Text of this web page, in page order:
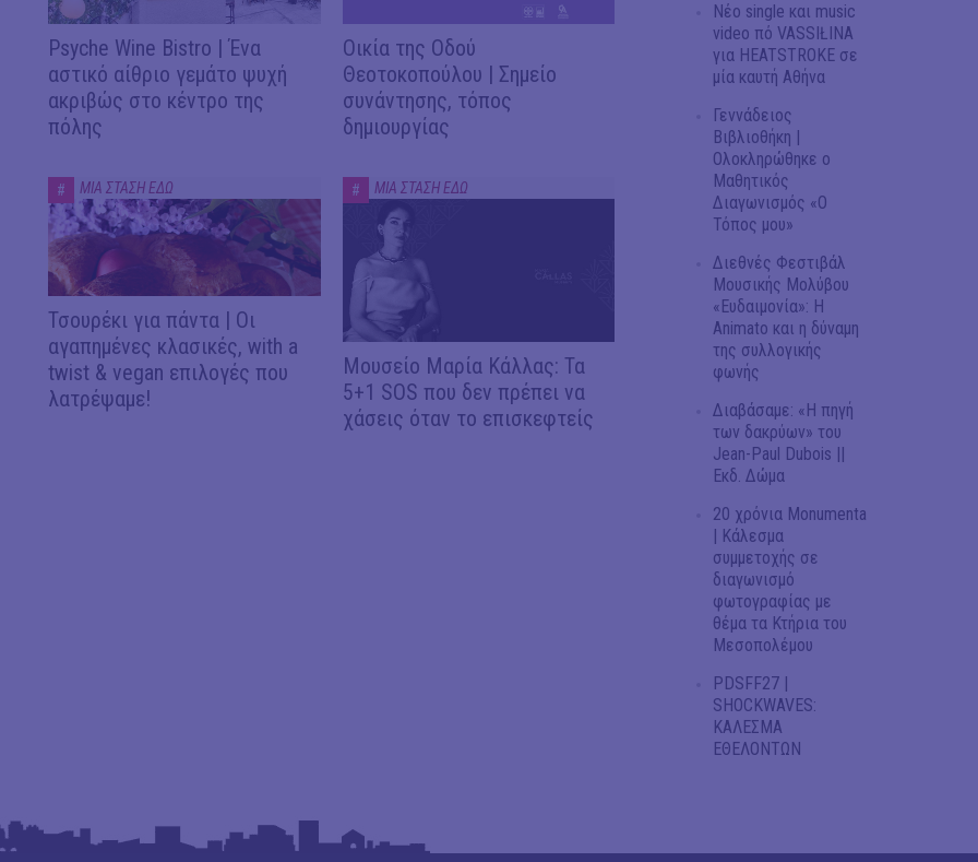
Psyche Wine Bistro | Ένα
αστικό αίθριο γεμάτο ψυχή
ακριβώς στο κέντρο της
πόλης
Οικία της Οδού
Θεοτοκοπούλου | Σημείο
συνάντησης, τόπος
δημιουργίας
# ΜΙΑ ΣΤΑΣΗ ΕΔΩ
Τσουρέκι για πάντα | Οι
αγαπημένες κλασικές, with a
twist & vegan επιλογές που
λατρέψαμε!
# ΜΙΑ ΣΤΑΣΗ ΕΔΩ
Μουσείο Μαρία Κάλλας: Τα
5+1 SOS που δεν πρέπει να
χάσεις όταν το επισκεφτείς
Νέο single και music
video πό VASSIŁINA
για HEATSTROKE σε
μία καυτή Αθήνα
Γεννάδειος
Βιβλιοθήκη |
Ολοκληρώθηκε ο
Μαθητικός
Διαγωνισμός «Ο
Τόπος μου»
Διεθνές Φεστιβάλ
Μουσικής Μολύβου
«Ευδαιμονία»: Η
Animato και η δύναμη
της συλλογικής
φωνής
Διαβάσαμε: «Η πηγή
των δακρύων» του
Jean-Paul Dubois ||
Εκδ. Δώμα
20 χρόνια Monumenta
| Κάλεσμα
συμμετοχής σε
διαγωνισμό
φωτογραφίας με
θέμα τα Κτήρια του
Μεσοπολέμου
PDSFF27 |
SHOCKWAVES:
ΚΑΛΕΣΜΑ
ΕΘΕΛΟΝΤΩΝ